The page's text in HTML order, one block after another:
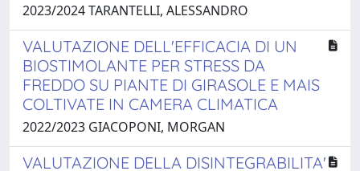
2023/2024 TARANTELLI, ALESSANDRO
VALUTAZIONE DELL'EFFICACIA DI UN
BIOSTIMOLANTE PER STRESS DA
FREDDO SU PIANTE DI GIRASOLE E MAIS
COLTIVATE IN CAMERA CLIMATICA
2022/2023 GIACOPONI, MORGAN
VALUTAZIONE DELLA DISINTEGRABILITA'